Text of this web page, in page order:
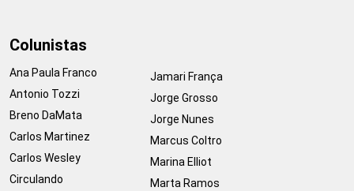
Colunistas
Ana Paula Franco
Antonio Tozzi
Breno DaMata
Carlos Martinez
Carlos Wesley
Circulando
Jamari França
Jorge Grosso
Jorge Nunes
Marcus Coltro
Marina Elliot
Marta Ramos